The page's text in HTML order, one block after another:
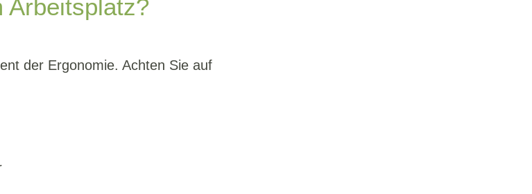
Arbeitsplatz?
der Ergonomie. Achten Sie auf